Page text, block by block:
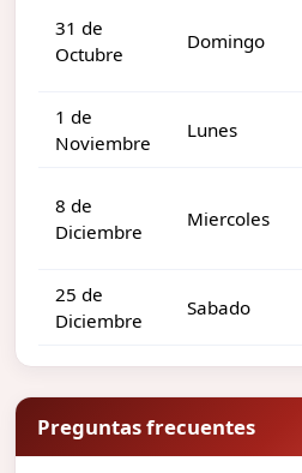
31 de
Octubre
Domingo
1 de
Noviembre
Lunes
8 de
Diciembre
Miercoles
25 de
Diciembre
Sabado
Preguntas frecuentes